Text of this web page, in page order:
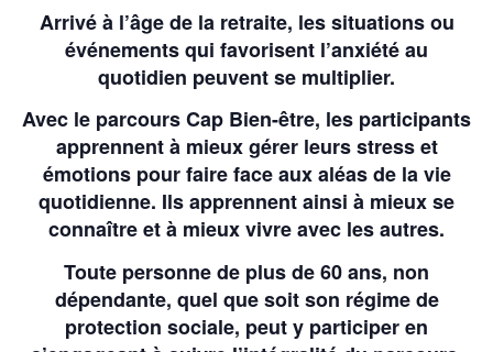
Arrivé à l’âge de la retraite, les situations ou
événements qui favorisent l’anxiété au
quotidien peuvent se multiplier.
Avec le parcours Cap Bien-être, les participants
apprennent à mieux gérer leurs stress et
émotions pour faire face aux aléas de la vie
quotidienne. Ils apprennent ainsi à mieux se
connaître et à mieux vivre avec les autres.
Toute personne de plus de 60 ans, non
dépendante, quel que soit son régime de
protection sociale, peut y participer en